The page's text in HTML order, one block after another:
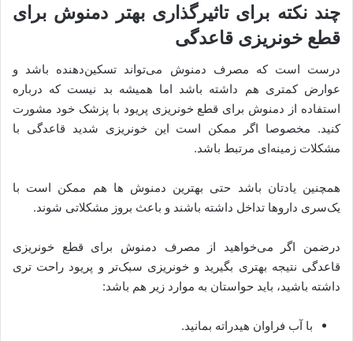
چند نکته برای تاثیرگذاری بهتر دمنوش برای
قطع خونریزی قاعدگی
درست است که مصرف دمنوش می‌تواند تسکین‌دهنده باشد و
عوارض کمتری هم داشته باشد اما همیشه بد نیست که درباره
استفاده از دمنوش برای قطع خونریزی پریود با پزشک خود مشورت
کنید. مخصوصا اگر ممکن است این خونریزی شدید قاعدگی با
مشکلات زمینه‌ای مرتبط باشد.
همچنین یادتان باشد حتی بهترین دمنوش ها هم ممکن است با
یک‌سری داروها تداخل داشته باشند و باعث بروز مشکلاتی شوند.
درضمن اگر می‌خواهید از مصرف دمنوش برای قطع خونریزی
قاعدگی نتیجه بهتری بگیرید و خونریزی سبک‌تر و پریود راحت‌ تری
داشته باشید، باید حواستان به موارد زیر هم باشد:
با آب فراوان هیدراته بمانید.